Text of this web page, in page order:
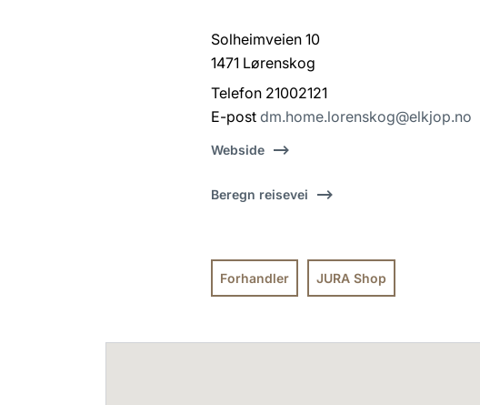
Solheimveien 10
1471 Lørenskog
Telefon 21002121
E-postdm.home.lorenskog@elkjop.no
Webside
Beregn reisevei
Forhandler JURA Shop